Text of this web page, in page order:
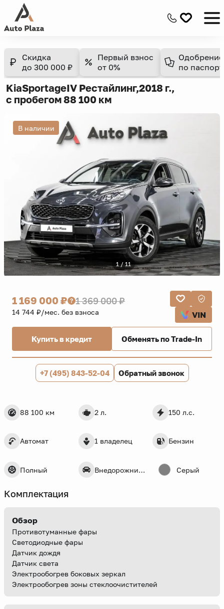
Скидка
до 300 000 ₽
Первый взнос
от 0%
Одобрение
по
KiaSportageIV Рестайлинг,2018 г.,
с пробегом 88 100 км
В наличии
1 / 11
88 100 км 2 л. 150 л.с.
Автомат 1 владелец Бензин
Полный Внедорожник 5 дв. Серый
1 169 000 ₽ 1 369 000 ₽
14 744 ₽/мес. без взноса VIN
Купить в кредит Обменять по Trade-In
+7 (495) 843-52-04 Обратный звонок
Комплектация
Обзор
Противотуманные фары
Светодиодные фары
Датчик дождя
Датчик света
Электрообогрев боковых зеркал
Электрообогрев зоны стеклоочистителей